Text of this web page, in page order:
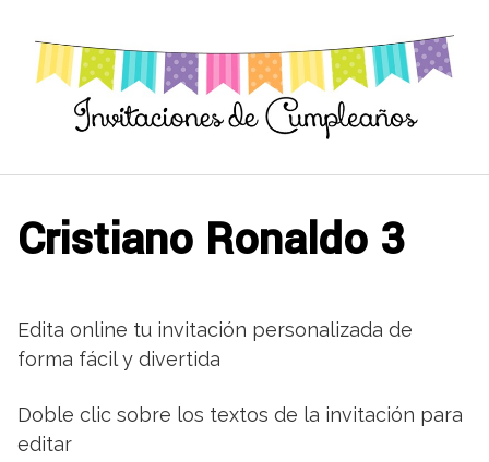
contenido
Cristiano Ronaldo 3
Edita online tu invitación personalizada de
forma fácil y divertida
Doble clic sobre los textos de la invitación para
editar